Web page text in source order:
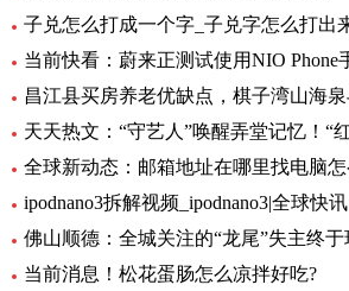
子兑怎么打成一个字_子兑字怎么打出
当前快看：蔚来正测试使用NIO Phone
ipodnano3拆解视频_ipodnano3|全球快讯
佛山顺德：全城关注的“龙尾”失主终
当前消息！松花蛋肠怎么凉拌好吃?